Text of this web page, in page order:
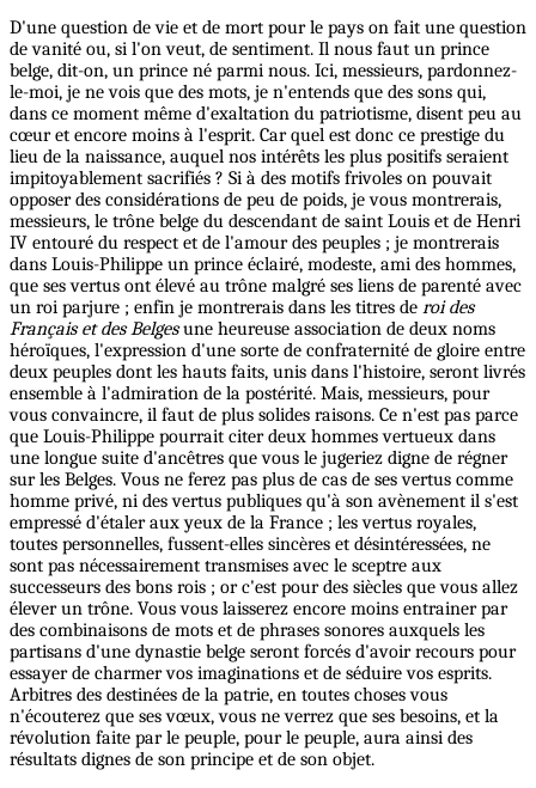
D'une question de vie et de mort pour le pays on fait une question
de vanité ou, si l'on veut, de sentiment. Il nous faut un prince
belge, dit-on, un prince né parmi nous. Ici, messieurs, pardonnez-
le-moi, je ne vois que des mots, je n'entends que des sons qui,
dans ce moment même d'exaltation du patriotisme, disent peu au
cœur et encore moins à l'esprit. Car quel est donc ce prestige du
lieu de la naissance, auquel nos intérêts les plus positifs seraient
impitoyablement sacrifiés ? Si à des motifs frivoles on pouvait
opposer des considérations de peu de poids, je vous montrerais,
messieurs, le trône belge du descendant de saint Louis et de Henri
IV entouré du respect et de l'amour des peuples ; je montrerais
dans Louis-Philippe un prince éclairé, modeste, ami des hommes,
que ses vertus ont élevé au trône malgré ses liens de parenté avec
un roi parjure ; enfin je montrerais dans les titres de roi des
Français et des Belgesune heureuse association de deux noms
héroïques, l'expression d'une sorte de confraternité de gloire entre
deux peuples dont les hauts faits, unis dans l'histoire, seront livrés
ensemble à l'admiration de la postérité. Mais, messieurs, pour
vous convaincre, il faut de plus solides raisons. Ce n'est pas parce
que Louis-Philippe pourrait citer deux hommes vertueux dans
une longue suite d'ancêtres que vous le jugeriez digne de régner
sur les Belges. Vous ne ferez pas plus de cas de ses vertus comme
homme privé, ni des vertus publiques qu'à son avènement il s'est
empressé d'étaler aux yeux de la France ; les vertus royales,
toutes personnelles, fussent-elles sincères et désintéressées, ne
sont pas nécessairement transmises avec le sceptre aux
successeurs des bons rois ; or c'est pour des siècles que vous allez
élever un trône. Vous vous laisserez encore moins entrainer par
des combinaisons de mots et de phrases sonores auxquels les
partisans d'une dynastie belge seront forcés d'avoir recours pour
essayer de charmer vos imaginations et de séduire vos esprits.
Arbitres des destinées de la patrie, en toutes choses vous
n'écouterez que ses vœux, vous ne verrez que ses besoins, et la
révolution faite par le peuple, pour le peuple, aura ainsi des
résultats dignes de son principe et de son objet.